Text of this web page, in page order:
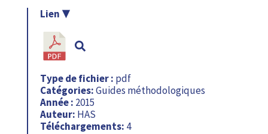
Type de fichier : pdf
Catégories:Guides méthodologiques
Année : 2015
Auteur: HAS
Téléchargements: 4